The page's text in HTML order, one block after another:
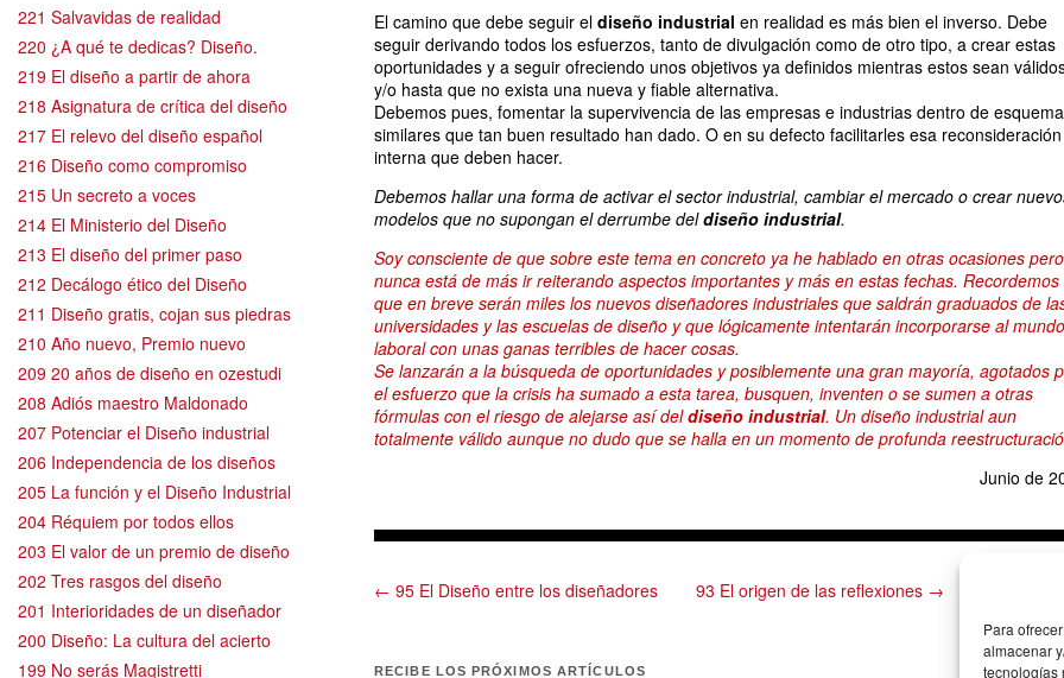
Para
almacenar
tecnologías
221 Salvavidas de realidad
220 ¿A qué te dedicas? Diseño.
219 El diseño a partir de ahora
218 Asignatura de crítica del diseño
217 El relevo del diseño español
216 Diseño como compromiso
215 Un secreto a voces
214 El Ministerio del Diseño
213 El diseño del primer paso
212 Decálogo ético del Diseño
211 Diseño gratis, cojan sus piedras
210 Año nuevo, Premio nuevo
209 20 años de diseño en ozestudi
208 Adiós maestro Maldonado
207 Potenciar el Diseño industrial
206 Independencia de los diseños
205 La función y el Diseño Industrial
204 Réquiem por todos ellos
203 El valor de un premio de diseño
202 Tres rasgos del diseño
201 Interioridades de un diseñador
200 Diseño: La cultura del acierto
199 No serás Magistretti
El camino que debe seguir el diseño industrial en realidad es más bien el inverso. Debe
seguir derivando todos los esfuerzos, tanto de divulgación como de otro tipo, a crear estas
oportunidades y a seguir ofreciendo unos objetivos ya definidos mientras estos sean
y/o hasta que no exista una nueva y fiable alternativa.
Debemos pues, fomentar la supervivencia de las empresas e industrias dentro de
similares que tan buen resultado han dado. O en su defecto facilitarles esa reconsideración
interna que deben hacer.
Debemos hallar una forma de activar el sector industrial, cambiar el mercado o crear
modelos que no supongan el derrumbe deldiseño industrial.
Soy consciente de que sobre este tema en concreto ya he hablado en otras ocasiones pero
nunca está de más ir reiterando aspectos importantes y más en estas fechas. Recordemos
que en breve serán miles los nuevos diseñadores industriales que saldrán graduados de
universidades y las escuelas de diseño y que lógicamente intentarán incorporarse al mundo
laboral con unas ganas terribles de hacer cosas.
Se lanzarán a la búsqueda de oportunidades y posiblemente una gran mayoría, agotados
el esfuerzo que la crisis ha sumado a esta tarea, busquen, inventen o se sumen a otras
fórmulas con el riesgo de alejarse así deldiseño industrial. Un diseño industrial aun
totalmente válido aunque no dudo que se halla en un momento de profunda
Junio de
← 95 El Diseño entre los diseñadores 93 El origen de las reflexiones →
RECIBE LOS PRÓXIMOS ARTÍCULOS